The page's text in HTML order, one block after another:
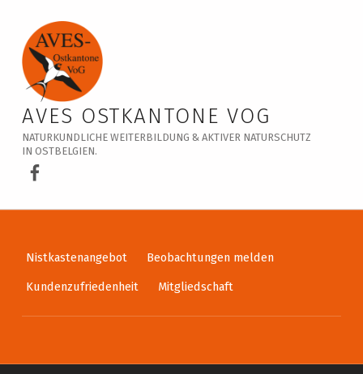
Veranstaltungskalender – AVES Ostkantone VoG
AVES OSTKANTONE VOG
NATURKUNDLICHE WEITERBILDUNG & AKTIVER NATURSCHUTZ
IN OSTBELGIEN.
AVES Ostkantone bei Facebook
Nistkastenangebot
Beobachtungen melden
Kundenzufriedenheit
Mitgliedschaft